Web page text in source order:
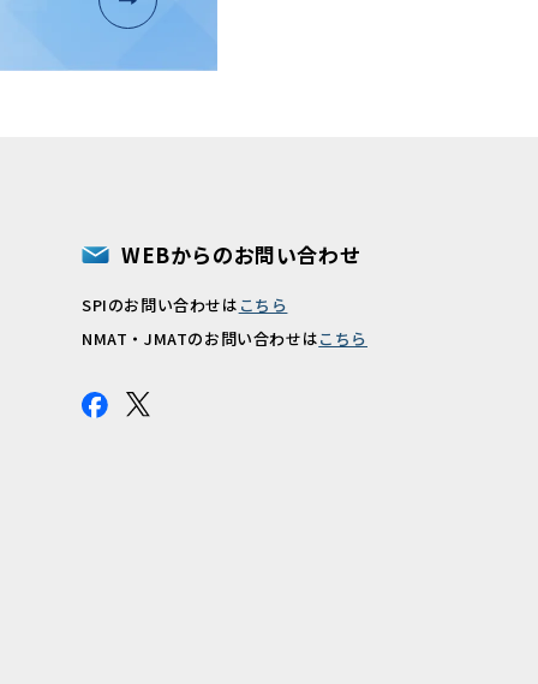
WEBからのお問い合わせ
SPIのお問い合わせは こちら
NMAT・JMATのお問い合わせはこちら